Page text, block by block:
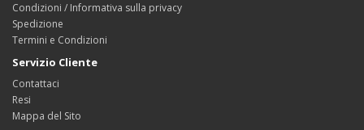
Condizioni / Informativa sulla privacy
Spedizione
Termini e Condizioni
Servizio Cliente
Contattaci
Resi
Mappa del Sito